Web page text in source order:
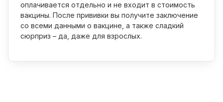
оплачивается отдельно и не входит в стоимость
вакцины. После прививки вы получите заключение
со всеми данными о вакцине, а также сладкий
сюрприз – да, даже для взрослых.